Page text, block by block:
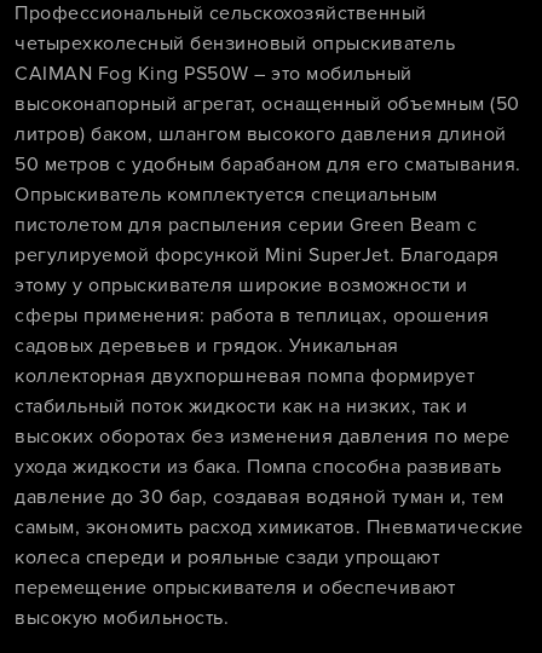
Профессиональный сельскохозяйственный
четырехколесный бензиновый опрыскиватель
CAIMAN Fog King PS50W – это мобильный
высоконапорный агрегат, оснащенный объемным (50
литров) баком, шлангом высокого давления длиной
50 метров с удобным барабаном для его сматывания.
Опрыскиватель комплектуется специальным
пистолетом для распыления серии Green Beam с
регулируемой форсункой Mini SuperJet. Благодаря
этому у опрыскивателя широкие возможности и
сферы применения: работа в теплицах, орошения
садовых деревьев и грядок. Уникальная
коллекторная двухпоршневая помпа формирует
стабильный поток жидкости как на низких, так и
высоких оборотах без изменения давления по мере
ухода жидкости из бака. Помпа способна развивать
давление до 30 бар, создавая водяной туман и, тем
самым, экономить расход химикатов. Пневматические
колеса спереди и рояльные сзади упрощают
перемещение опрыскивателя и обеспечивают
высокую мобильность.